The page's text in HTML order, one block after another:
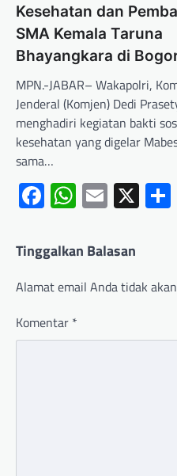
Kesehatan dan
SMA Kemala Taruna
Bhayangkara di
MPN.-JABAR– Wakapolri,
Jenderal (Komjen) Dedi
menghadiri kegiatan bakti
kesehatan yang digelar
sama…
Facebook
WhatsApp
Email
X
Tinggalkan Balasan
Alamat email Anda tidak
Komentar *